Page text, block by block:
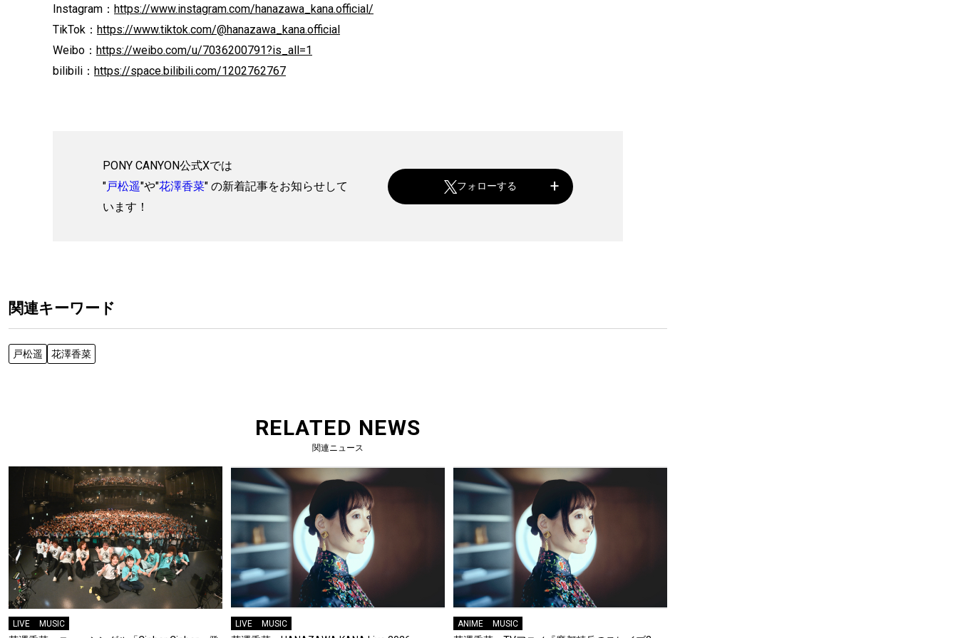
Instagram： https://www.instagram.com/hanazawa_kana.official/
TikTok： https://www.tiktok.com/@hanazawa_kana.official
Weibo： https://weibo.com/u/7036200791?is_all=1
bilibili： https://space.bilibili.com/1202762767
PONY CANYON公式Xでは
"戸松遥"や"花澤香菜" の新着記事をお知らせして
います！
フォローする
関連キーワード
戸松遥 花澤香菜
RELATED NEWS
関連ニュース
LIVE MUSIC LIVE MUSIC ANIME MUSIC